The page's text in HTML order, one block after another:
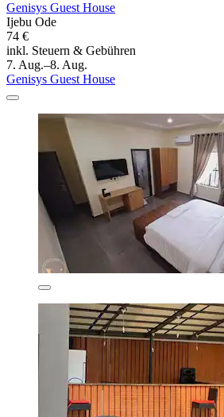
Genisys Guest House
Ijebu Ode
74 €
inkl. Steuern & Gebühren
7. Aug.–8. Aug.
Genisys Guest House